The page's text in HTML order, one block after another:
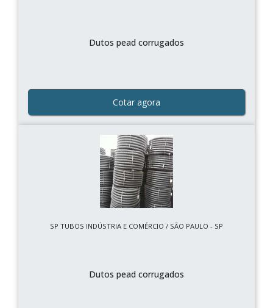
Dutos pead corrugados
Cotar agora
SP TUBOS INDÚSTRIA E COMÉRCIO / SÃO PAULO - SP
Dutos pead corrugados